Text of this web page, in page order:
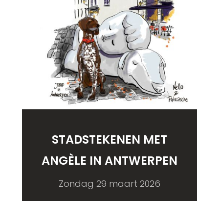
STADSTEKENEN MET
ANGÈLE IN ANTWERPEN
Zondag 29 maart 2026